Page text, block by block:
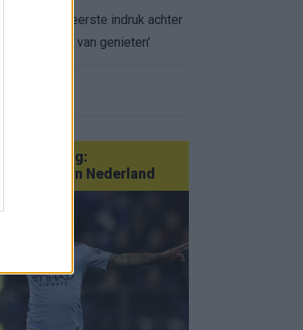
laat eerste indruk achter
gaan fans van genieten'
tot Sterling:
in Nederland